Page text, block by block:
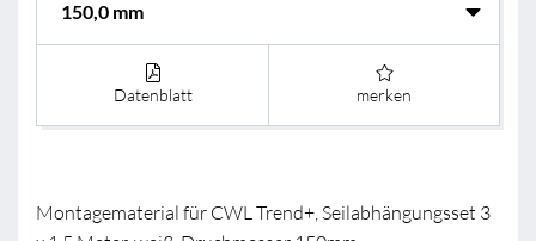
Datenblatt merken
Montagematerial für CWL Trend+, Seilabhängungsset 3